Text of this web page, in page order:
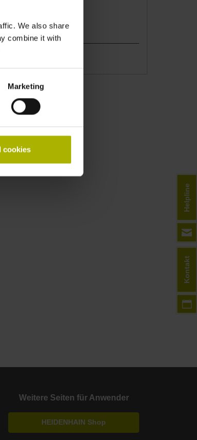
We also share
combine it with
Marketing
cookies
Weitere Seiten für Anwender
HEIDENHAIN Shop
Kontakt
Helpline